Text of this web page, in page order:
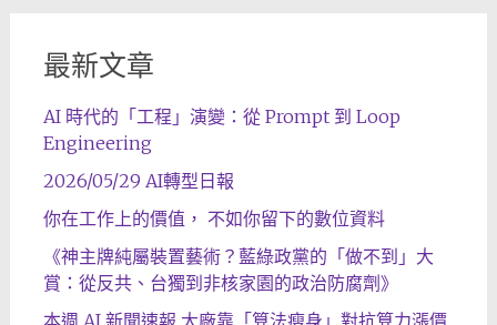
最新文章
AI 時代的「工程」演變：從 Prompt 到 Loop
Engineering
2026/05/29 AI轉型日報
你在工作上的價值， 不如你留下的數位資料
《神主牌純屬裝置藝術？藍綠政黨的「做不到」大
賞：從反共、台獨到非核家園的政治防腐劑》
本週 AI 新聞速報 大廠靠「算法瘦身」對抗算力漲價